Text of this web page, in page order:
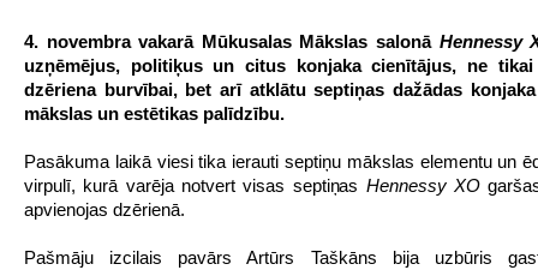
4. novembra vakarā Mūkusalas Mākslas salonā Hennessy
uzņēmējus, politiķus un citus konjaka cienītājus, ne
dzēriena burvībai, bet arī atklātu septiņas dažādas
mākslas un estētikas palīdzību.
Pasākuma laikā viesi tika ierauti septiņu mākslas elementu un
virpulī, kurā varēja notvert visas septiņas Hennessy XO
apvienojas dzērienā.
Pašmāju izcilais pavārs Artūrs Taškāns bija uzbūris